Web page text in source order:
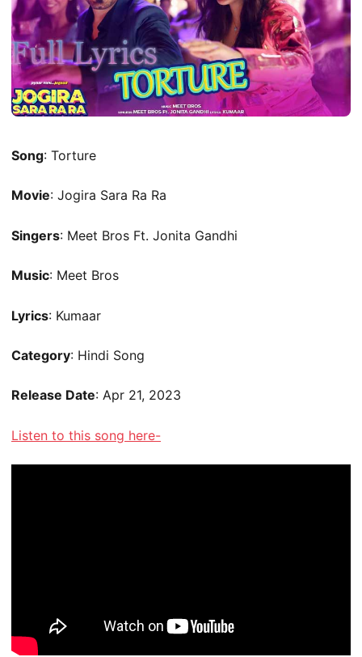
Song: Torture
Movie: Jogira Sara Ra Ra
Singers: Meet Bros Ft. Jonita Gandhi
Music: Meet Bros
Lyrics: Kumaar
Category: Hindi Song
Release Date: Apr 21, 2023
Listen to this song here-